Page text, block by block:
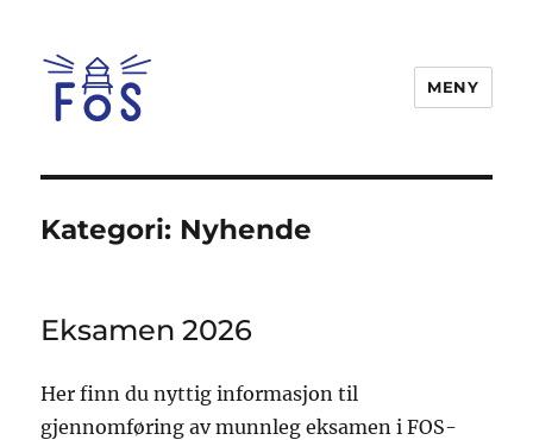
MENY
Kategori: Nyhende
Eksamen 2026
Her finn du nyttig informasjon til
gjennomføring av munnleg eksamen i FOS-